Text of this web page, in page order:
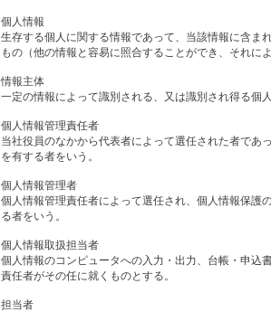
個人情報
生存する個人に関する情報であって、当該情報に含ま
もの（他の情報と容易に照合することができ、それに
情報主体
一定の情報によって識別される、又は識別され得る個人
個人情報管理責任者
当社役員のなかから代表者によって選任された者であ
を有する者をいう。
個人情報管理者
個人情報管理責任者によって選任され、個人情報保護
る者をいう。
個人情報取扱担当者
個人情報のコンピュータへの入力・出力、台帳・申込
責任者がその任に就くものとする。
担当者